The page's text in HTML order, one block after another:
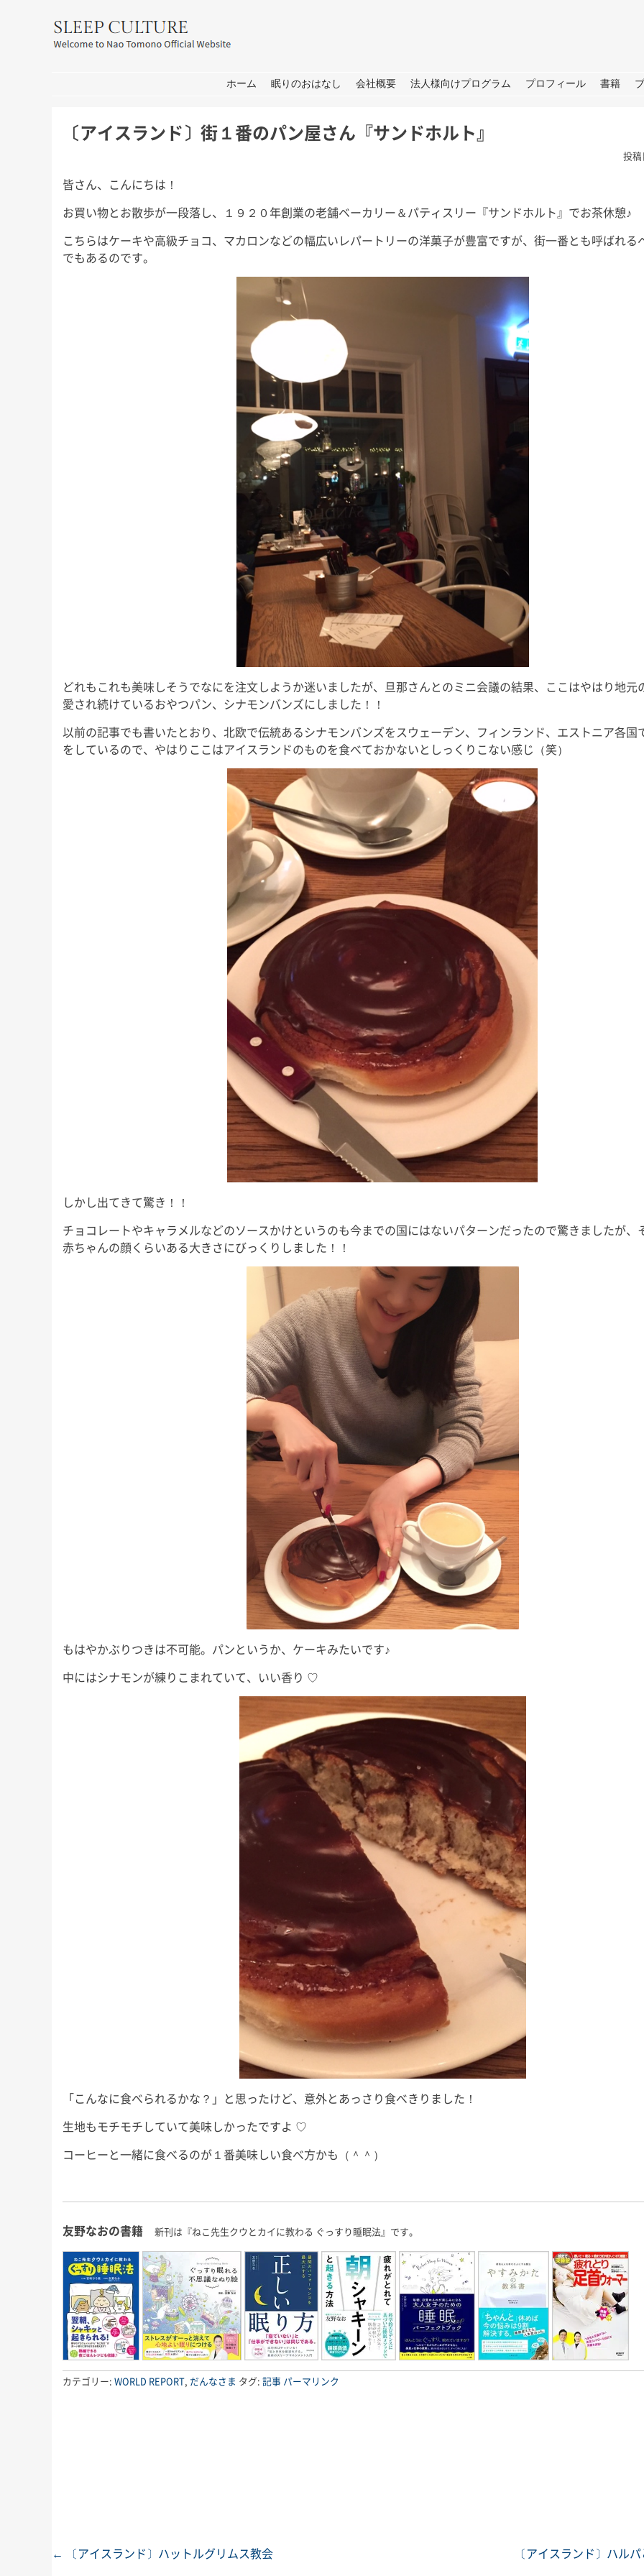
ホーム 眠りのおはなし 会社概要 法人様向けプログラム プロフィール 書籍
〔アイスランド〕街１番のパン屋さん『サンドホルト』
投稿
皆さん、こんにちは！
お買い物とお散歩が一段落し、１９２０年創業の老舗ベーカリー＆パティスリー『サンドホルト』でお茶休憩♪
こちらはケーキや高級チョコ、マカロンなどの幅広いレパートリーの洋菓子が豊富ですが、街一番とも呼ばれる
でもあるのです。
どれもこれも美味しそうでなにを注文しようか迷いましたが、旦那さんとのミニ会議の結果、ここはやはり地元
愛され続けているおやつパン、シナモンバンズにしました！！
以前の記事でも書いたとおり、北欧で伝統あるシナモンバンズをスウェーデン、フィンランド、エストニア各国
をしているので、やはりここはアイスランドのものを食べておかないとしっくりこない感じ（笑）
しかし出てきて驚き！！
チョコレートやキャラメルなどのソースかけというのも今までの国にはないパターンだったので驚きましたが、
赤ちゃんの顔くらいある大きさにびっくりしました！！
もはやかぶりつきは不可能。パンというか、ケーキみたいです♪
中にはシナモンが練りこまれていて、いい香り ♡
「こんなに食べられるかな？」と思ったけど、意外とあっさり食べきりました！
生地もモチモチしていて美味しかったですよ ♡
コーヒーと一緒に食べるのが１番美味しい食べ方かも（＾＾）
友野なおの書籍 新刊は『ねこ先生クウとカイに教わる ぐっすり睡眠法』です。
カテゴリー: WORLD REPORT, だんなさま タグ: 記事 パーマリンク
投稿ナビゲーション
← 〔アイスランド〕ハットルグリムス教会 〔アイスランド〕ハル
TBS「日曜日の初耳学」出
皆さん、こんにちは。 今週日曜
日（28日）のTBS「日曜日の初
耳学」に再び出演いたします。 3
回目の出演となりますが、今回も
季節に合った「初耳！」な睡眠知
識をお届けいたしますので、ぜひ
ご覧くださいませ。 友野なおの